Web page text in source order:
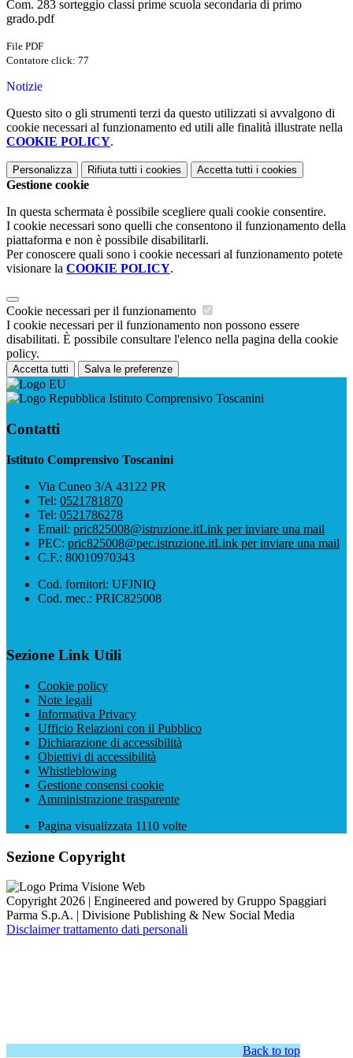
Com. 283 sorteggio classi prime scuola secondaria di primo
grado.pdf
File PDF
Contatore click: 77
Notizie
Questo sito o gli strumenti terzi da questo utilizzati si avvalgono di
cookie necessari al funzionamento ed utili alle finalità illustrate nella
COOKIE POLICY.
Personalizza Rifiuta tutti i cookies Accetta tutti i cookies
Gestione cookie
In questa schermata è possibile scegliere quali cookie consentire.
I cookie necessari sono quelli che consentono il funzionamento della
piattaforma e non è possibile disabilitarli.
Per conoscere quali sono i cookie necessari al funzionamento potete
visionare la COOKIE POLICY.
Cookie necessari per il funzionamento
I cookie necessari per il funzionamento non possono essere
disabilitati. È possibile consultare l'elenco nella pagina della cookie
policy.
Accetta tutti Salva le preferenze
Istituto Comprensivo Toscanini
Contatti
Istituto Comprensivo Toscanini
Via Cuneo 3/A 43122 PR
Tel: 0521781870
Tel: 0521786278
Email: pric825008@istruzione.itLink per inviare una mail
PEC: pric825008@pec.istruzione.itLink per inviare una mail
C.F.: 80010970343
Cod. fornitori: UFJNIQ
Cod. mec.: PRIC825008
Sezione Link Utili
Cookie policy
Note legali
Informativa Privacy
Ufficio Relazioni con il Pubblico
Dichiarazione di accessibilità
Obiettivi di accessibilità
Whistleblowing
Gestione consensi cookie
Amministrazione trasparente
Pagina visualizzata 1110 volte
Sezione Copyright
Copyright 2026 | Engineered and powered by Gruppo Spaggiari
Parma S.p.A. | Divisione Publishing & New Social Media
Disclaimer trattamento dati personali
Back to top